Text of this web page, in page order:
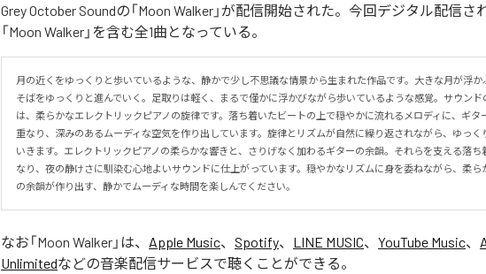
Grey October Soundの「Moon Walker」が配信開始された。今回デジタル配信さ
「Moon Walker」を含む全1曲となっている。
月の近くをゆっくりと歩いているような、静かで少し不思議な情景から生まれた作品です。大きな月が浮か
そばをゆっくりと進んでいく。足取りは軽く、まるで僅かに浮かびながら歩いているような感覚。サウンド
は、柔らかなエレクトリックピアノの旋律です。落ち着いたビートの上で穏やかに流れるメロディに、ギタ
重なり、深みのあるムーディな空気を作り出しています。旋律とリズムが自然に繰り返されながら、ゆっく
いきます。エレクトリックピアノの柔らかな響きと、さりげなく加わるギターの余韻。それらを支える落ち
なり、夜の静けさに馴染む心地よいサウンドに仕上がっています。穏やかなリズムに身を委ねながら、柔ら
の余韻が作り出す、静かでムーディな時間を楽しんでください。
なお「Moon Walker 」は、 Apple Music、 Spotify、 LINE MUSIC、 YouTube Music、
Unlimitedなどの音楽配信サービスで聴くことができる。